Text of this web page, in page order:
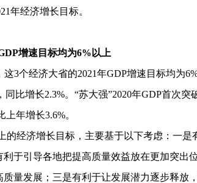
年经济增长目标。
增速目标均为6%以上
3个经济大省的2021年GDP增速目标均为6%
比增长2.3%。“苏大强”2020年GDP首次突
上年增长3.6%。
的经济增长目标，主要基于以下考虑：一是
于引导各地把提高质量效益放在更加突出
量发展；三是有利于让发展潜力逐步释放